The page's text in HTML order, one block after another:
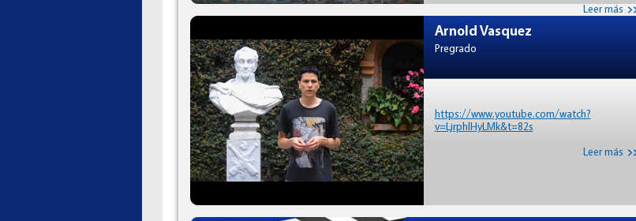
Leer más
Arnold Vasquez
Pregrado
https://www.youtube.com/watch?
v=LjrphlHyLMk&t=82s
Leer más